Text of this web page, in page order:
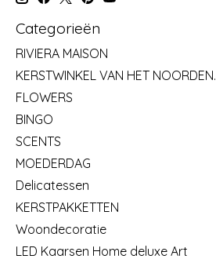
Categorieën
RIVIERA MAISON
KERSTWINKEL VAN HET NOORDEN.
FLOWERS
BINGO
SCENTS
MOEDERDAG
Delicatessen
KERSTPAKKETTEN
Woondecoratie
LED Kaarsen Home deluxe Art